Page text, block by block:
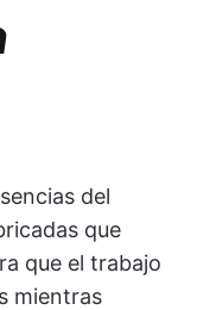
del
que
que el trabajo
mientras